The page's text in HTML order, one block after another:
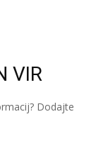
VIR
Dodajte